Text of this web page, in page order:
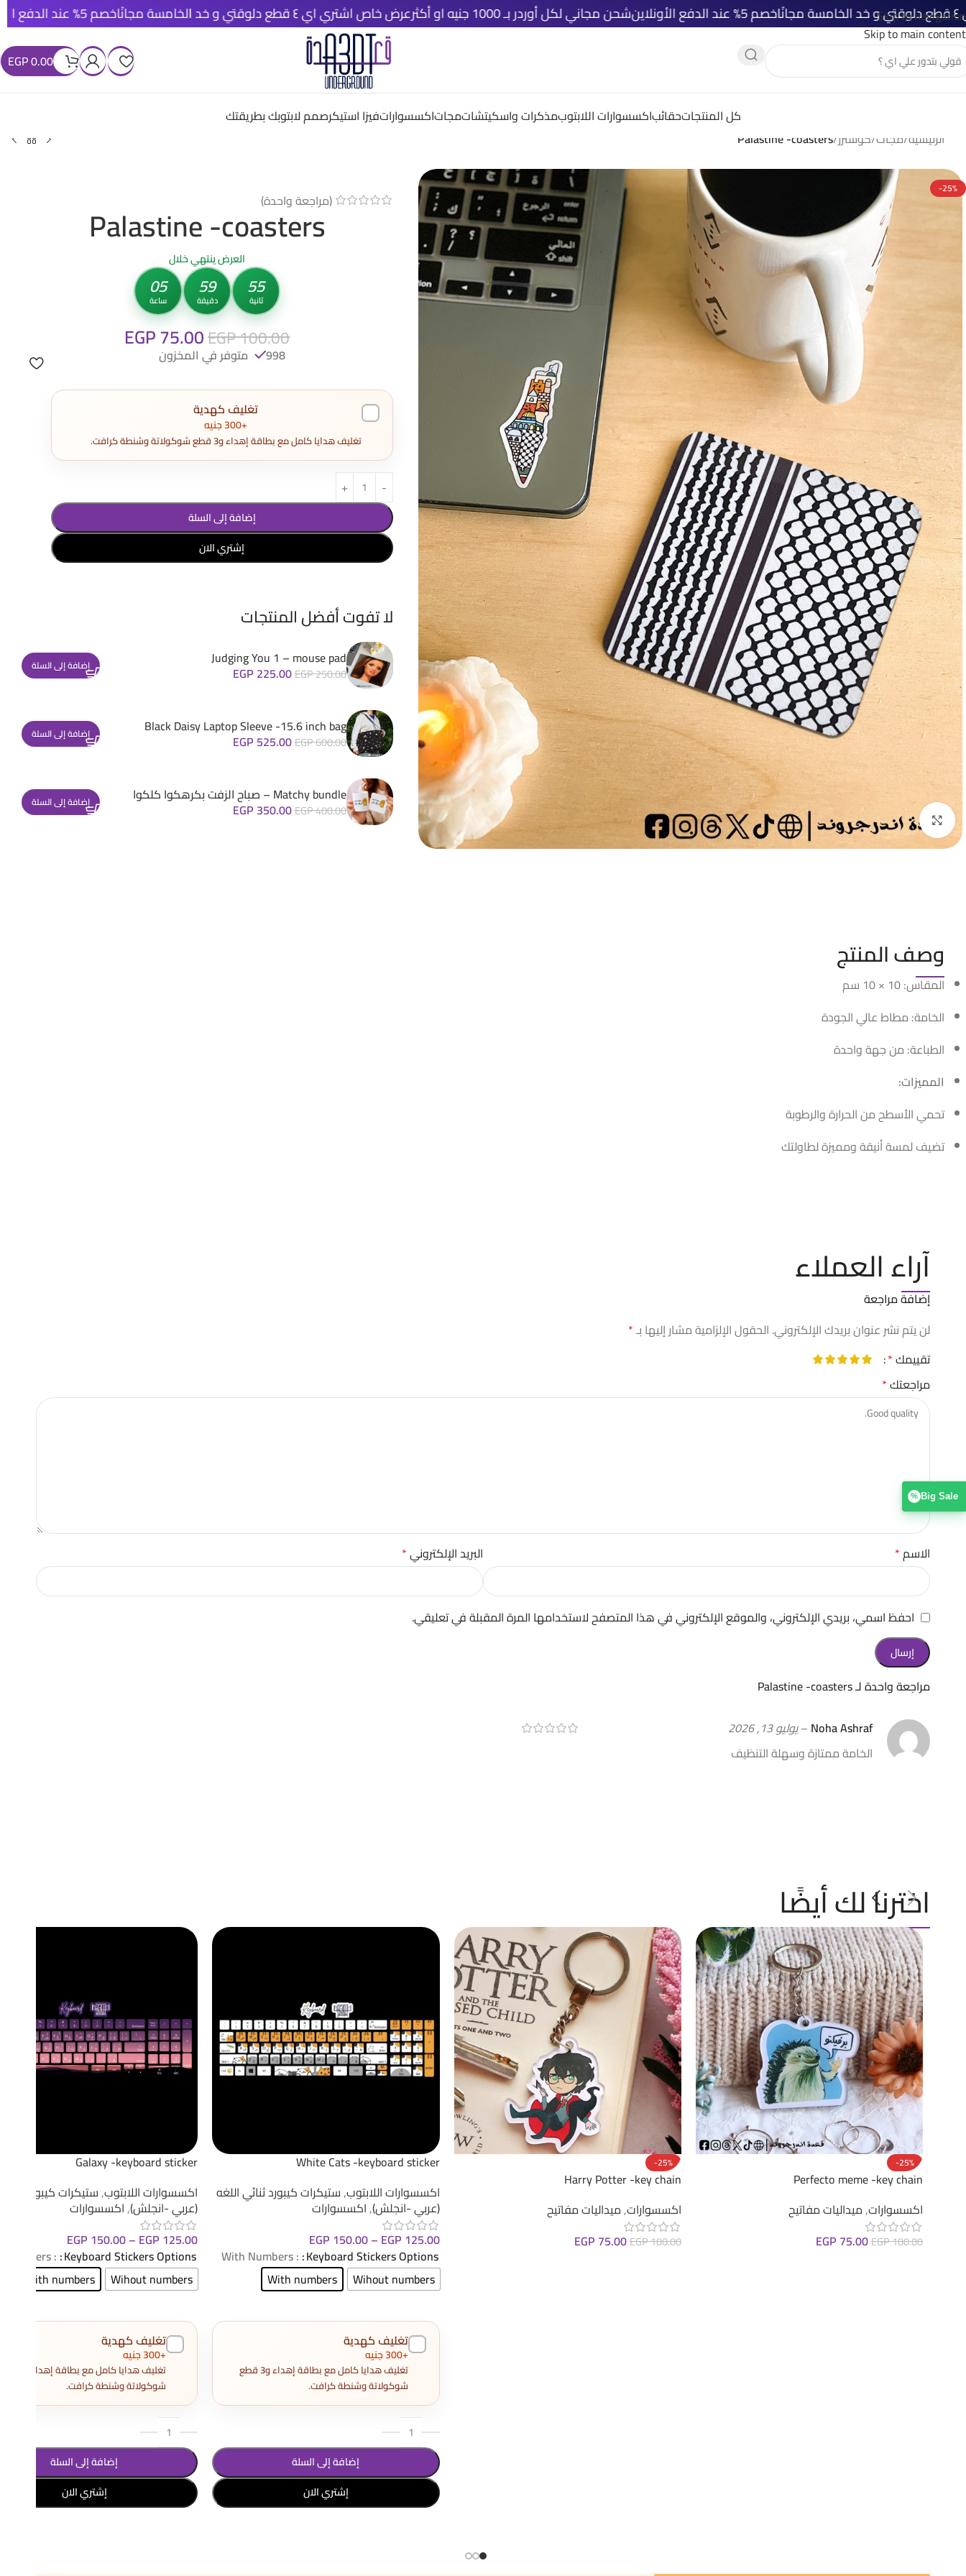
Skip to navigation
Skip to main content
شحن خصم 5% عند الدفع الأونلاين عرض خاص اشتري اي ٤ قطع دلوقتي و خد الخامسة مجانًا شحن مجاني لكل أوردر بـ 1000 جنيه او أكثر خصم 5% عند الدفع الأونلاين
EGP0.00
كل المنتجاتحقائباكسسوارات اللابتوبمذكرات واسكيتشاتمجاتاكسسواراتفيزا استيكرصمم لابتوبك بطريقتك
الرئيسية/مجات/كوسترز/
Palastine -coasters
-25%
Click to enlarge
(مراجعة واحدة)
Palastine -coasters
العرض ينتهي خلال
05
ساعة 59
دقيقة 53
ثانية
EGP100.00
EGP75.00
998 متوفر في المخزون
تغليف كهدية
+300 جنيه
تغليف هدايا كامل مع بطاقة إهداء و3 قطع شوكولاتة وشنطة كرافت.
إضافة إلى السلة
إشتري الان
لا تفوت أفضل المنتجات
Judging You 1 – mouse pad
EGP250.00
EGP 225.00 إضافة إلى السلة
Black Daisy Laptop Sleeve -15.6 inch bag
EGP600.00
EGP 525.00 إضافة إلى السلة
Matchy bundle – صباح الزفت بكرهكوا كلكوا
EGP400.00
EGP 350.00 إضافة إلى السلة
وصف المنتج
المقاس: 10 × 10 سم
الخامة: مطاط عالي الجودة
الطباعة: من جهة واحدة
المميزات:
تحمي الأسطح من الحرارة والرطوبة
تضيف لمسة أنيقة ومميزة لطاولتك
آراء العملاء
مراجعة واحدة لـPalastine -coasters
Noha Ashraf
–يوليو 13, 2026
الخامة ممتازة وسهلة التنظيف
إضافة مراجعة
لن يتم نشر عنوان بريدك الإلكتروني. الحقول الإلزامية مشار إليها بـ*
تقييمك*
مراجعتك*
الاسم* البريد الإلكتروني*
احفظ اسمي، بريدي الإلكتروني، والموقع الإلكتروني في هذا المتصفح لاستخدامها المرة المقبلة في تعليقي.
اخترنا لك أيضًا
-25%
Perfecto meme -key chain
اكسسوارات,ميداليات مفاتيح
EGP100.00
EGP 75.00
-25%
Harry Potter -key chain
اكسسوارات,ميداليات مفاتيح
EGP100.00
EGP 75.00
White Cats -keyboard sticker
اكسسوارات اللابتوب,ستيكرات كيبورد ثنائي اللغه
(عربي -انجلش),اكسسوارات
EGP 125.00
–
EGP 150.00
Keyboard Stickers Options
: With Numbers
Wihout numbers
With numbers
تغليف كهدية
+300 جنيه
تغليف هدايا كامل مع بطاقة إهداء و3 قطع
شوكولاتة وشنطة كرافت.
إضافة إلى السلة
إشتري الان
Galaxy -keyboard sticker
اكسسوارات اللابتوب,ستيكرات كيبورد
(عربي -انجلش),اكسسوارات
EGP 125.00
–
EGP 150.00
Keyboard Stickers Options
: With Numbers
Wihout numbers
With numbers
تغليف كهدية
+300 جنيه
شوكولاتة وشنطة كرافت.
إضافة إلى السلة
إشتري الان
% Big Sale